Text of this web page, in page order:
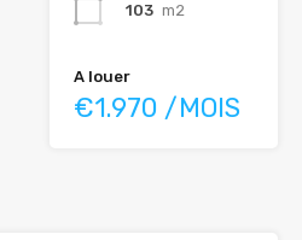
103 m2
A louer
€1.970 /MOIS